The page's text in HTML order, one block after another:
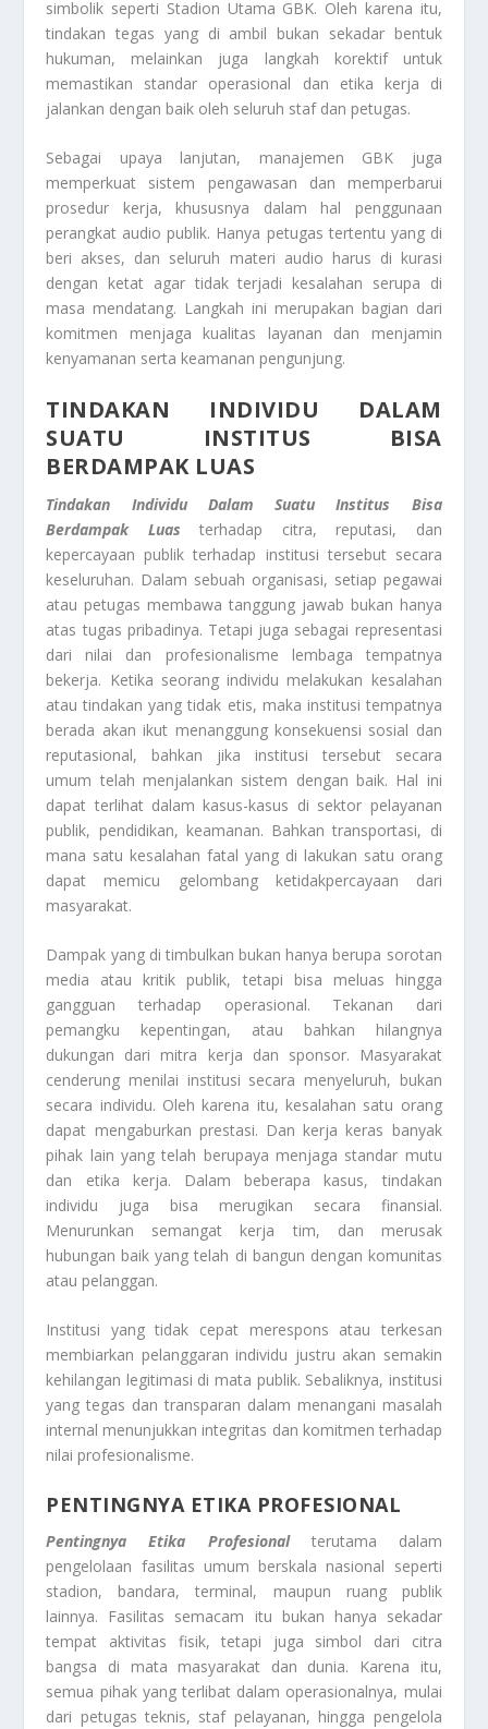
simbolik seperti Stadion Utama GBK. Oleh karena itu,
tindakan tegas yang di ambil bukan sekadar bentuk
hukuman, melainkan juga langkah korektif untuk
memastikan standar operasional dan etika kerja di
jalankan dengan baik oleh seluruh staf dan petugas.
Sebagai upaya lanjutan, manajemen GBK juga
memperkuat sistem pengawasan dan memperbarui
prosedur kerja, khususnya dalam hal penggunaan
perangkat audio publik. Hanya petugas tertentu yang di
beri akses, dan seluruh materi audio harus di kurasi
dengan ketat agar tidak terjadi kesalahan serupa di
masa mendatang. Langkah ini merupakan bagian dari
komitmen menjaga kualitas layanan dan menjamin
kenyamanan serta keamanan pengunjung.
TINDAKAN INDIVIDU DALAM
SUATU INSTITUS BISA
BERDAMPAK LUAS
Tindakan Individu Dalam Suatu Institus Bisa
Berdampak Luas terhadap citra, reputasi, dan
kepercayaan publik terhadap institusi tersebut secara
keseluruhan. Dalam sebuah organisasi, setiap pegawai
atau petugas membawa tanggung jawab bukan hanya
atas tugas pribadinya. Tetapi juga sebagai representasi
dari nilai dan profesionalisme lembaga tempatnya
bekerja. Ketika seorang individu melakukan kesalahan
atau tindakan yang tidak etis, maka institusi tempatnya
berada akan ikut menanggung konsekuensi sosial dan
reputasional, bahkan jika institusi tersebut secara
umum telah menjalankan sistem dengan baik. Hal ini
dapat terlihat dalam kasus-kasus di sektor pelayanan
publik, pendidikan, keamanan. Bahkan transportasi, di
mana satu kesalahan fatal yang di lakukan satu orang
dapat memicu gelombang ketidakpercayaan dari
masyarakat.
Dampak yang di timbulkan bukan hanya berupa sorotan
media atau kritik publik, tetapi bisa meluas hingga
gangguan terhadap operasional. Tekanan dari
pemangku kepentingan, atau bahkan hilangnya
dukungan dari mitra kerja dan sponsor. Masyarakat
cenderung menilai institusi secara menyeluruh, bukan
secara individu. Oleh karena itu, kesalahan satu orang
dapat mengaburkan prestasi. Dan kerja keras banyak
pihak lain yang telah berupaya menjaga standar mutu
dan etika kerja. Dalam beberapa kasus, tindakan
individu juga bisa merugikan secara finansial.
Menurunkan semangat kerja tim, dan merusak
hubungan baik yang telah di bangun dengan komunitas
atau pelanggan.
Institusi yang tidak cepat merespons atau terkesan
membiarkan pelanggaran individu justru akan semakin
kehilangan legitimasi di mata publik. Sebaliknya, institusi
yang tegas dan transparan dalam menangani masalah
internal menunjukkan integritas dan komitmen terhadap
nilai profesionalisme.
PENTINGNYA ETIKA PROFESIONAL
Pentingnya Etika Profesionalterutama dalam
pengelolaan fasilitas umum berskala nasional seperti
stadion, bandara, terminal, maupun ruang publik
lainnya. Fasilitas semacam itu bukan hanya sekadar
tempat aktivitas fisik, tetapi juga simbol dari citra
bangsa di mata masyarakat dan dunia. Karena itu,
semua pihak yang terlibat dalam operasionalnya, mulai
dari petugas teknis, staf pelayanan, hingga pengelola